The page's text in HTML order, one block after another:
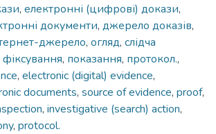
, електронні (цифрові) докази,
документи, джерело доказів,
джерело, огляд, слідча
фіксування, показання, протокол.,
, electronic (digital) evidence,
documents, source of evidence, proof,
, investigative (search) action,
, protocol.